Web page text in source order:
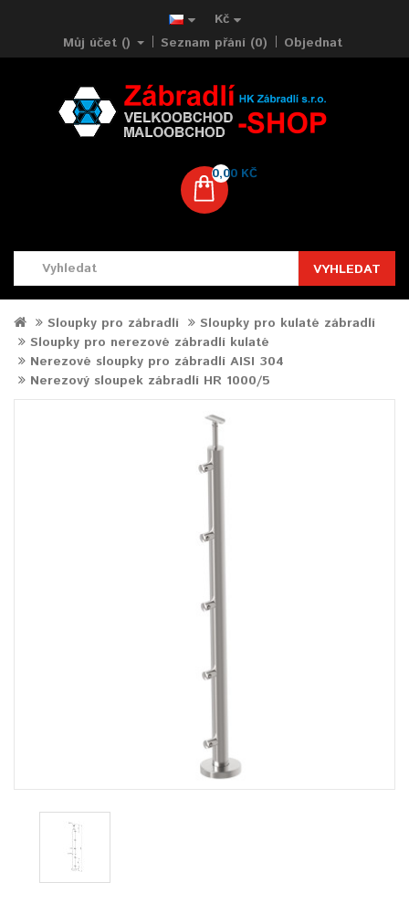
Kč
Můj účet ()
Seznam přání (0) Objednat
0,00 KČ
VYHLEDAT
Sloupky pro zábradlí
Sloupky pro kulaté zábradlí
Sloupky pro nerezové zábradlí kulaté
Nerezové sloupky pro zábradlí AISI 304
Nerezový sloupek zábradlí HR 1000/5